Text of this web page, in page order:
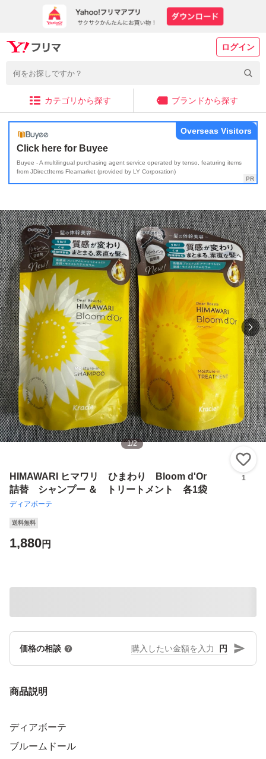
ログイン
カテゴリから探す ブランドから探す
Click here for Buyee
Buyee - A multilingual purchasing agent service operated by tenso, featuring items
from JDirectItems Fleamarket (provided by LY Corporation)
Overseas Visitors
1/2
HIMAWARI ヒマワリ ひまわり Bloom d'Or
詰替 シャンプー ＆ トリートメント 各1袋
ディアボーテ
1
送料無料
1,880円
価格の相談 円
商品説明
ディアボーテ
ブルームドール